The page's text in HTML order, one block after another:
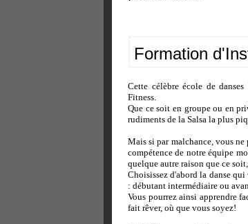
Cette célèbre école de
Fitness.
Que ce soit en groupe ou en
rudiments de la Salsa la plus
Mais si par malchance, vous
compétence de notre équipe
quelque autre raison que ce
Choisissez d'abord la danse
: débutant intermédiaire ou
Vous pourrez ainsi apprendre
fait rêver, où que vous soyez!
Formation